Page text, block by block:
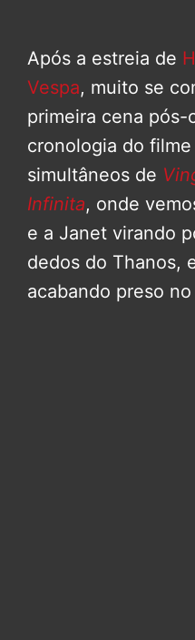
Após a estreia de
Vespa, muito se
primeira cena
cronologia do
simultâneos de
Infinita, onde
e a Janet virando
dedos do Thanos,
acabando preso